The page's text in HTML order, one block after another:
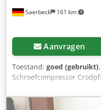
Saerbeck 161 km
Aanvragen
Toestand: goed (gebruikt)
Schroefcompressor
Copco Type: GA 90
druk: 10 bar Toerental: